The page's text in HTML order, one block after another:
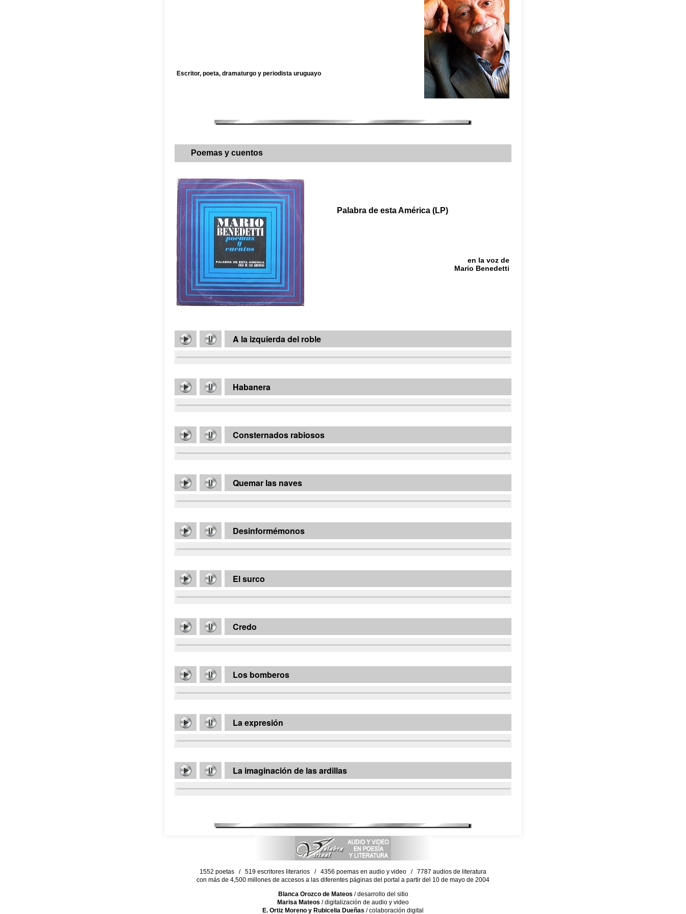
Escritor, poeta, dramaturgo y periodista uruguayo
Poemas y cuentos
Palabra de esta América (LP)
en la voz de
Mario Benedetti
A la izquierda del roble
Habanera
Consternados rabiosos
Quemar las naves
Desinformémonos
El surco
Credo
Los bomberos
La expresión
La imaginación de las ardillas
1552 poetas / 519 escritores literarios / 4356 poemas en audio y video / 7787 audios de literatura
con más de 4,500 millones de accesos a las diferentes páginas del portal a partir del 10 de mayo de 2004
Blanca Orozco de Mateos / desarrollo del sitio
Marisa Mateos / digitalización de audio y video
E. Ortiz Moreno y Rubicelia Dueñas / colaboración digital